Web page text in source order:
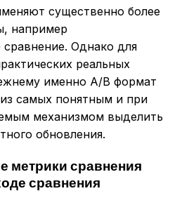
существенно более
например
Однако для
реальных
именно A/B формат
самых понятным и при
механизмом выделить
обновления.
метрики сравнения
сравнения